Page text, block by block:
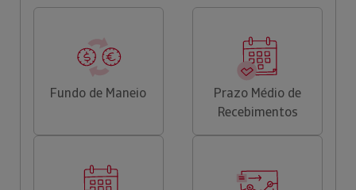
Fundo de Maneio
Prazo Médio de
Recebimentos